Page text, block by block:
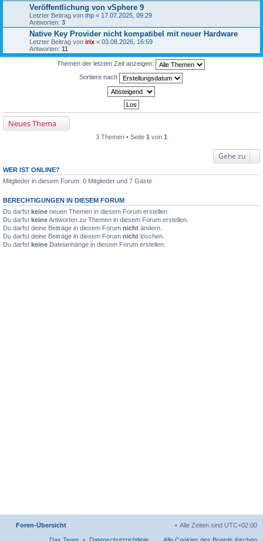
Veröffentlichung von vSphere 9
Letzter Beitrag von thp « 17.07.2025, 09:29
Antworten: 3
Native Key Provider nicht kompatibel mit neuer Hardware
Letzter Beitrag von irix « 03.08.2026, 16:59
Antworten: 11
Themen der letzten Zeit anzeigen:
Sortiere nach
Neues Thema
3 Themen • Seite 1 von 1
Gehe zu
WER IST ONLINE?
Mitglieder in diesem Forum: 0 Mitglieder und 7 Gäste
BERECHTIGUNGEN IN DIESEM FORUM
Du darfst keine neuen Themen in diesem Forum erstellen.
Du darfst keineAntworten zu Themen in diesem Forum erstellen.
Du darfst deine Beiträge in diesem Forum nicht ändern.
Du darfst deine Beiträge in diesem Forum nicht löschen.
Du darfst keine Dateianhänge in diesem Forum erstellen.
Foren-Übersicht Alle Zeiten sind UTC+02:00